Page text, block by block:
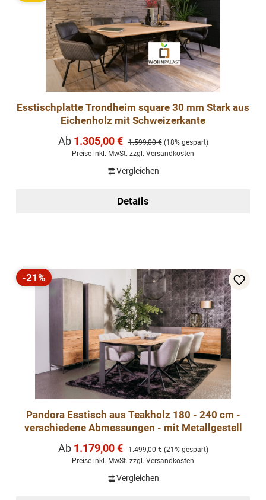
Esstischplatte Trondheim square 30 mm Stark aus
Eichenholz mit Schweizerkante
Verkaufspreis:
Ab 1.305,00 € Regulärer Preis:
1.599,00 € (18% gespart)
Preise inkl. MwSt. zzgl. Versandkosten
Vergleichen
Details
Rabatt
-21%
Pandora Esstisch aus Teakholz 180 - 240 cm -
verschiedene Abmessungen - mit Metallgestell
Verkaufspreis:
Ab 1.179,00 € Regulärer Preis:
1.499,00 € (21% gespart)
Preise inkl. MwSt. zzgl. Versandkosten
Vergleichen